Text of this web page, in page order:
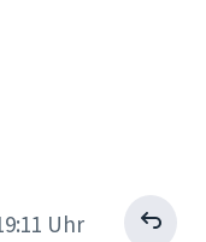
Uhr
Antworten